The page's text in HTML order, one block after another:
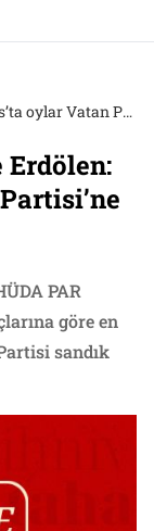
SEÇİM 2023 | Yunus Emre Erdölen: “14 Mayıs’ta oylar Vatan Partisi’ne emanet”
Erdölen:
PAR
göre en
sandık